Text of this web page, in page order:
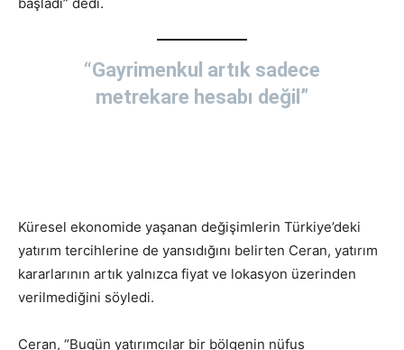
“Gayrimenkul artık sadece
metrekare hesabı değil”
Küresel ekonomide yaşanan değişimlerin Türkiye’deki
yatırım tercihlerine de yansıdığını belirten Ceran, yatırım
kararlarının artık yalnızca fiyat ve lokasyon üzerinden
verilmediğini söyledi.
Ceran, “Bugün yatırımcılar bir bölgenin nüfus